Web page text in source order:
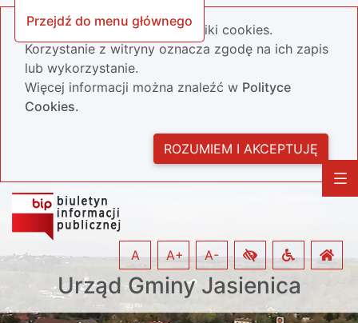
Przejdź do menu głównego
Nasza strona wykorzystuje pliki cookies.
Korzystanie z witryny oznacza zgodę na ich zapis
lub wykorzystanie.
Więcej informacji można znaleźć w Polityce
Cookies.
ROZUMIEM I AKCEPTUJĘ
Urząd Gminy Jasienica
A A+ A-